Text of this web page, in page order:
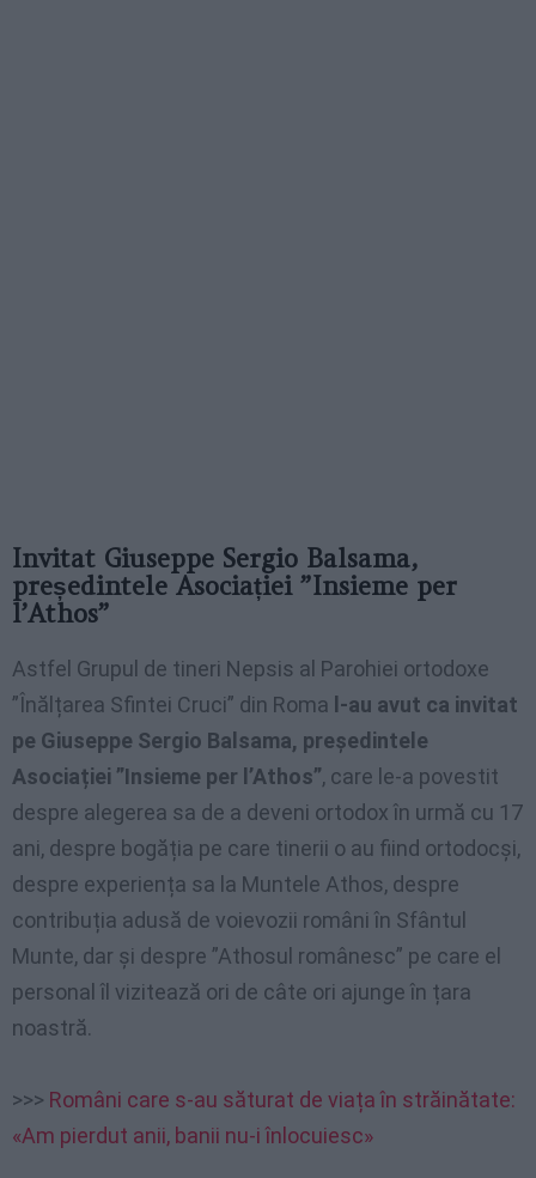
Invitat Giuseppe Sergio Balsama,
președintele Asociației ”Insieme per
l’Athos”
Astfel Grupul de tineri Nepsis al Parohiei ortodoxe
”Înălțarea Sfintei Cruci” din Roma l-au avut ca invitat
pe Giuseppe Sergio Balsama, președintele
Asociației ”Insieme per l’Athos”, care le-a povestit
despre alegerea sa de a deveni ortodox în urmă cu 17
ani, despre bogăția pe care tinerii o au fiind ortodocși,
despre experiența sa la Muntele Athos, despre
contribuția adusă de voievozii români în Sfântul
Munte, dar și despre ”Athosul românesc” pe care el
personal îl vizitează ori de câte ori ajunge în țara
noastră.
>>> Români care s-au săturat de viața în străinătate:
«Am pierdut anii, banii nu-i înlocuiesc»